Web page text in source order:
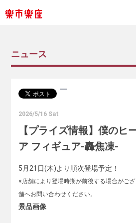
ニュース
2026/5/16 Sat
【プライズ情報】僕のヒ
ア フィギュア-轟焦凍-
5月21日(木)より順次登場予定！
※店舗により登場時期が前後する場合がご
舗へお問い合わせください。
景品画像